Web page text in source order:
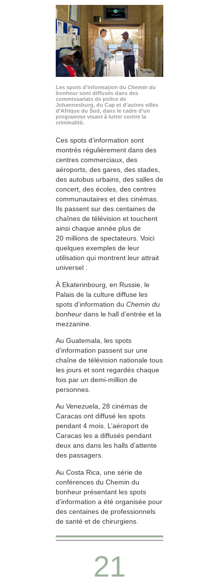
Les spots d’information du Chemin du
bonheursont diffusés dans des
commissariats de police de
Johannesburg, du Cap et d’autres villes
d’Afrique du Sud, dans le cadre d’un
programme visant à lutter contre la
criminalité.
Ces spots d’information sont
montrés régulièrement dans des
centres commerciaux, des
aéroports, des gares, des stades,
des autobus urbains, des salles de
concert, des écoles, des centres
communautaires et des cinémas.
Ils passent sur des centaines de
chaînes de télévision et touchent
ainsi chaque année plus de
20 millions de spectateurs. Voici
quelques exemples de leur
utilisation qui montrent leur attrait
universel :
À Ekaterinbourg, en Russie, le
Palais de la culture diffuse les
spots d’information du Chemin du
bonheur dans le hall d’entrée et la
mezzanine.
Au Guatemala, les spots
d’information passent sur une
chaîne de télévision nationale tous
les jours et sont regardés chaque
fois par un demi-million de
personnes.
Au Venezuela, 28 cinémas de
Caracas ont diffusé les spots
pendant 4 mois. L’aéroport de
Caracas les a diffusés pendant
deux ans dans les halls d’attente
des passagers.
Au Costa Rica, une série de
conférences du Chemin du
bonheur présentant les spots
d’information a été organisée pour
des centaines de professionnels
de santé et de chirurgiens.
21